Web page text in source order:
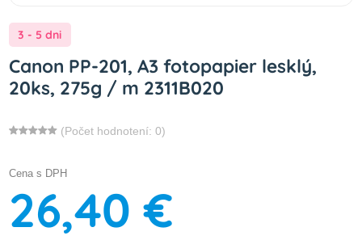
3 - 5 dni
Canon PP-201, A3 fotopapier lesklý,
20ks, 275g / m 2311B020
(Počet hodnotení: 0)
Cena s DPH
26,40 €